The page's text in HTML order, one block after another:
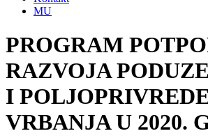
MU
PROGRAM
RAZVOJA
I
VRBANJA U 2020.